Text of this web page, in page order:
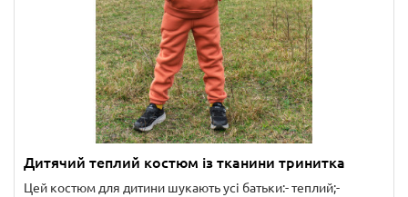
Дитячий теплий костюм із тканини тринитка
Цей костюм для дитини шукають усі батьки:- теплий;-